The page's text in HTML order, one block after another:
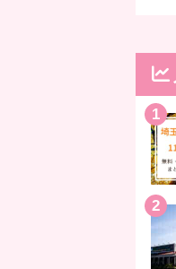
1
2